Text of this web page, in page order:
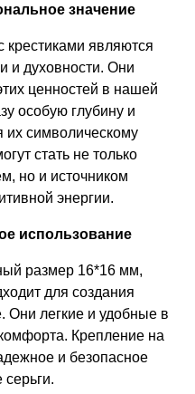
значение
являются
и духовности. Они
ценностей в нашей
особую глубину и
их символическому
стать не только
но и источником
энергии.
использование
размер 16*16 мм,
для создания
Они легкие и удобные в
Крепление на
и безопасное
серьги.